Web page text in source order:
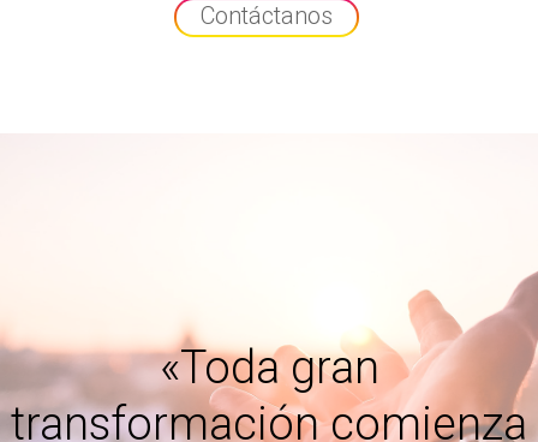
Contáctanos
«Toda gran
transformación comienza